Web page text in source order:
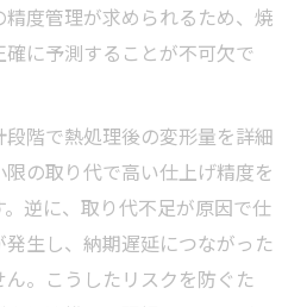
度管理が求められるため、焼
に予測することが不可欠で
階で熱処理後の変形量を詳細
の取り代で高い仕上げ精度を
逆に、取り代不足が原因で仕
発生し、納期遅延につながった
。こうしたリスクを防ぐた